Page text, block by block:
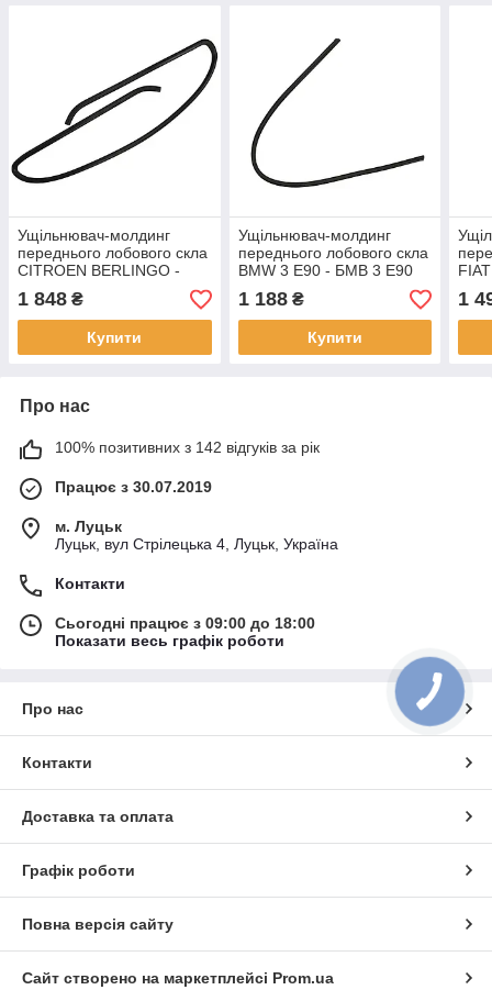
Ущільнювач-молдинг
переднього лобового скла
CITROEN BERLINGO -
Сітроен Берлінго 1996-
2008
1 848 ₴
Купити
Ущільнювач-молдинг
переднього лобового скла
BMW 3 E90 - БМВ 3 Е90
2004-2012
1 188₴
Купити
1
Про нас
100% позитивних з 142 відгуків за рік
Працює з 30.07.2019
м. Луцьк
Луцьк, вул Стрілецька 4, Луцьк, Україна
Контакти
Сьогодні працює з 09:00 до 18:00
Показати весь графік роботи
Про нас
Контакти
Доставка та оплата
Графік роботи
Повна версія сайту
Сайт створено на маркетплейсі Prom.ua